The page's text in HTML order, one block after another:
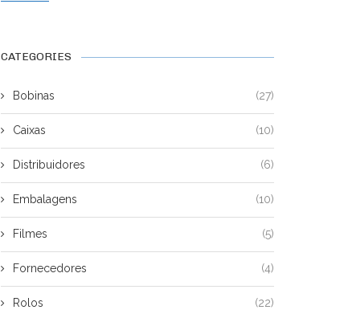
CATEGORIES
Bobinas (27)
Caixas (10)
Distribuidores (6)
Embalagens (10)
Filmes (5)
Fornecedores (4)
Rolos (22)